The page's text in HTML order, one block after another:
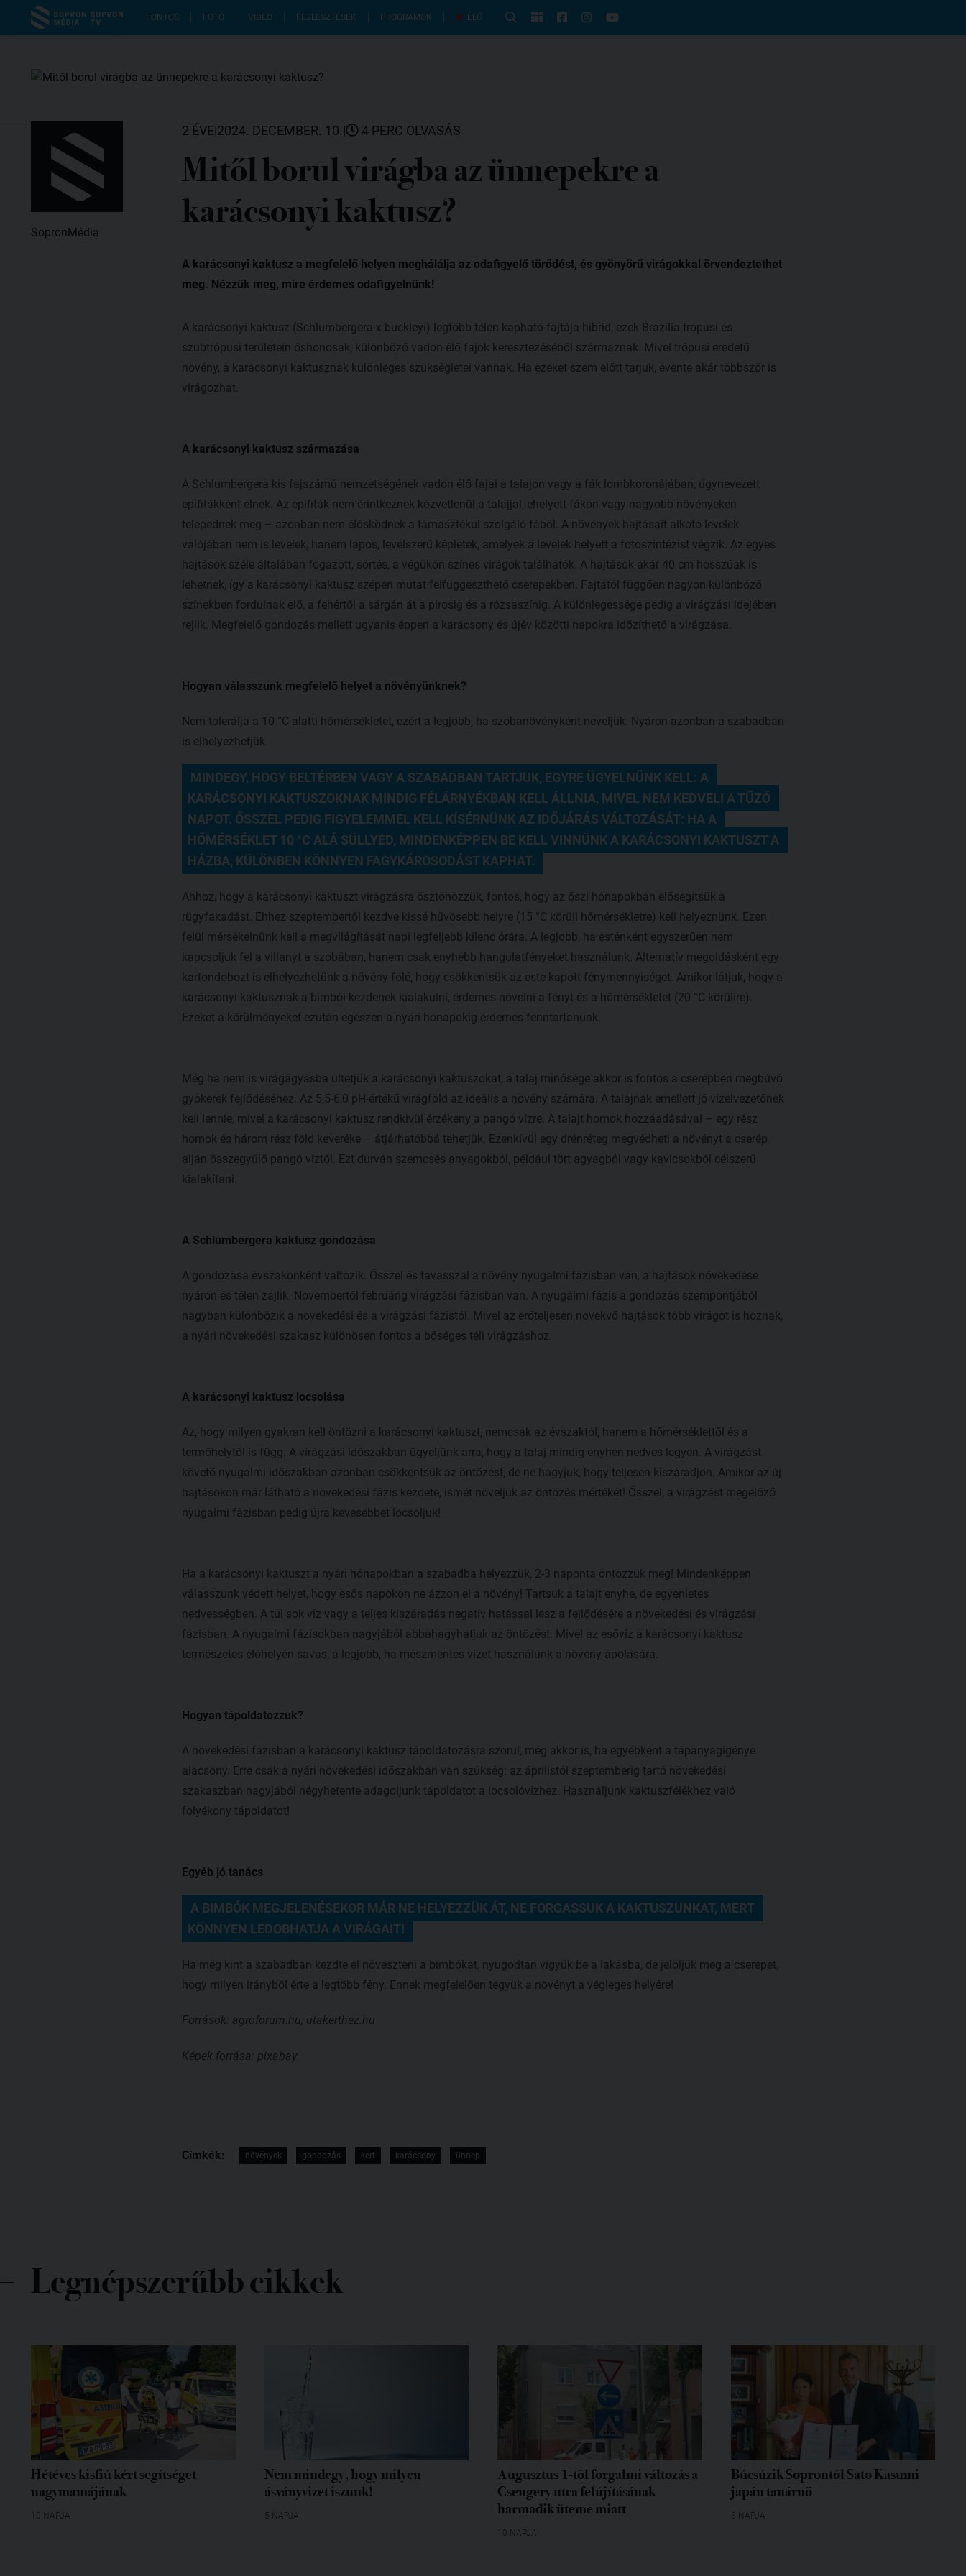
FONTOS FOTÓ VIDEÓ FEJLESZTÉSEK PROGRAMOK ÉLŐ
SopronMédia
2 ÉVE|2024. DECEMBER. 10.| 4 PERC OLVASÁS
Mitől borul virágba az ünnepekre a
karácsonyi kaktusz?
A karácsonyi kaktusz a megfelelő helyen meghálálja az odafigyelő törődést, és gyönyörű virágokkal örvendeztethet
meg. Nézzük meg, mire érdemes odafigyelnünk!
A karácsonyi kaktusz (Schlumbergera x buckleyi) legtöbb télen kapható fajtája hibrid, ezek Brazília trópusi és
szubtrópusi területein őshonosak, különböző vadon élő fajok keresztezéséből származnak. Mivel trópusi eredetű
növény, a karácsonyi kaktusznak különleges szükségletei vannak. Ha ezeket szem előtt tarjuk, évente akár többször is
virágozhat.
A karácsonyi kaktusz származása
A Schlumbergera kis fajszámú nemzetségének vadon élő fajai a talajon vagy a fák lombkoronájában, úgynevezett
epifitákként élnek. Az epifiták nem érintkeznek közvetlenül a talajjal, ehelyett fákon vagy nagyobb növényeken
telepednek meg – azonban nem élősködnek a támasztékul szolgáló fából. A növények hajtásait alkotó levelek
valójában nem is levelek, hanem lapos, levélszerű képletek, amelyek a levelek helyett a fotoszintézist végzik. Az egyes
hajtások széle általában fogazott, sörtés, a végükön színes virágok találhatók. A hajtások akár 40 cm hosszúak is
lehetnek, így a karácsonyi kaktusz szépen mutat felfüggeszthető cserepekben. Fajtától függően nagyon különböző
színekben fordulnak elő, a fehértől a sárgán át a pirosig és a rózsaszínig. A különlegessége pedig a virágzási idejében
rejlik. Megfelelő gondozás mellett ugyanis éppen a karácsony és újév közötti napokra időzíthető a virágzása.
Hogyan válasszunk megfelelő helyet a növényünknek?
Nem tolerálja a 10 °C alatti hőmérsékletet, ezért a legjobb, ha szobanövényként neveljük. Nyáron azonban a szabadban
is elhelyezhetjük.
MINDEGY, HOGY BELTÉRBEN VAGY A SZABADBAN TARTJUK, EGYRE ÜGYELNÜNK KELL: A
KARÁCSONYI KAKTUSZOKNAK MINDIG FÉLÁRNYÉKBAN KELL ÁLLNIA, MIVEL NEM KEDVELI A TŰZŐ
NAPOT. ŐSSZEL PEDIG FIGYELEMMEL KELL KÍSÉRNÜNK AZ IDŐJÁRÁS VÁLTOZÁSÁT: HA A
HŐMÉRSÉKLET 10 °C ALÁ SÜLLYED, MINDENKÉPPEN BE KELL VINNÜNK A KARÁCSONYI KAKTUSZT A
HÁZBA, KÜLÖNBEN KÖNNYEN FAGYKÁROSODÁST KAPHAT.
Ahhoz, hogy a karácsonyi kaktuszt virágzásra ösztönözzük, fontos, hogy az őszi hónapokban elősegítsük a
rügyfakadást. Ehhez szeptembertől kezdve kissé hűvösebb helyre (15 °C körüli hőmérsékletre) kell helyeznünk. Ezen
felül mérsékelnünk kell a megvilágítását napi legfeljebb kilenc órára. A legjobb, ha esténként egyszerűen nem
kapcsoljuk fel a villanyt a szobában, hanem csak enyhébb hangulatfényeket használunk. Alternatív megoldásként egy
kartondobozt is elhelyezhetünk a növény fölé, hogy csökkentsük az este kapott fénymennyiséget. Amikor látjuk, hogy a
karácsonyi kaktusznak a bimbói kezdenek kialakulni, érdemes növelni a fényt és a hőmérsékletet (20 °C körülire).
Ezeket a körülményeket ezután egészen a nyári hónapokig érdemes fenntartanunk.
Még ha nem is virágágyásba ültetjük a karácsonyi kaktuszokat, a talaj minősége akkor is fontos a cserépben megbúvó
gyökerek fejlődéséhez. Az 5,5-6,0 pH-értékű virágföld az ideális a növény számára. A talajnak emellett jó vízelvezetőnek
kell lennie, mivel a karácsonyi kaktusz rendkívül érzékeny a pangó vízre. A talajt homok hozzáadásával – egy rész
homok és három rész föld keveréke – átjárhatóbbá tehetjük. Ezenkívül egy drénréteg megvédheti a növényt a cserép
alján összegyűlő pangó víztől. Ezt durván szemcsés anyagokból, például tört agyagból vagy kavicsokból célszerű
kialakítani.
A Schlumbergera kaktusz gondozása
A gondozása évszakonként változik. Ősszel és tavasszal a növény nyugalmi fázisban van, a hajtások növekedése
nyáron és télen zajlik. Novembertől februárig virágzási fázisban van. A nyugalmi fázis a gondozás szempontjából
nagyban különbözik a növekedési és a virágzási fázistól. Mivel az erőteljesen növekvő hajtások több virágot is hoznak,
a nyári növekedési szakasz különösen fontos a bőséges téli virágzáshoz.
A karácsonyi kaktusz locsolása
Az, hogy milyen gyakran kell öntözni a karácsonyi kaktuszt, nemcsak az évszaktól, hanem a hőmérséklettől és a
termőhelytől is függ. A virágzási időszakban ügyeljünk arra, hogy a talaj mindig enyhén nedves legyen. A virágzást
követő nyugalmi időszakban azonban csökkentsük az öntözést, de ne hagyjuk, hogy teljesen kiszáradjon. Amikor az új
hajtásokon már látható a növekedési fázis kezdete, ismét növeljük az öntözés mértékét! Ősszel, a virágzást megelőző
nyugalmi fázisban pedig újra kevesebbet locsoljuk!
Ha a karácsonyi kaktuszt a nyári hónapokban a szabadba helyezzük, 2-3 naponta öntözzük meg! Mindenképpen
válasszunk védett helyet, hogy esős napokon ne ázzon el a növény! Tartsuk a talajt enyhe, de egyenletes
nedvességben. A túl sok víz vagy a teljes kiszáradás negatív hatással lesz a fejlődésére a növekedési és virágzási
fázisban. A nyugalmi fázisokban nagyjából abbahagyhatjuk az öntözést. Mivel az esővíz a karácsonyi kaktusz
természetes élőhelyén savas, a legjobb, ha mészmentes vizet használunk a növény ápolására.
Hogyan tápoldatozzuk?
A növekedési fázisban a karácsonyi kaktusz tápoldatozásra szorul, még akkor is, ha egyébként a tápanyagigénye
alacsony. Erre csak a nyári növekedési időszakban van szükség: az áprilistól szeptemberig tartó növekedési
szakaszban nagyjából négyhetente adagoljunk tápoldatot a locsolóvízhez. Használjunk kaktuszfélékhez való
folyékony tápoldatot!
Egyéb jó tanács
A BIMBÓK MEGJELENÉSEKOR MÁR NE HELYEZZÜK ÁT, NE FORGASSUK A KAKTUSZUNKAT, MERT
KÖNNYEN LEDOBHATJA A VIRÁGAIT!
Ha még kint a szabadban kezdte el növeszteni a bimbókat, nyugodtan vigyük be a lakásba, de jelöljük meg a cserepet,
hogy milyen irányból érte a legtöbb fény. Ennek megfelelően tegyük a növényt a végleges helyére!
Források: agroforum.hu, utakerthez.hu
Képek forrása: pixabay
Címkék: növények gondozás kert karácsony ünnep
Legnépszerűbb cikkek
Hétéves kisfiú kért segítséget
nagymamájának
10 NAPJA
Nem mindegy, hogy milyen
ásványvizet iszunk!
5 NAPJA
Augusztus 1-től forgalmi változás a
Csengery utca felújításának
harmadik üteme miatt
10 NAPJA
Búcsúzik Soprontól Sato Kasumi
japán tanárnő
8 NAPJA